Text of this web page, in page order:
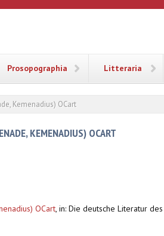
Prosopographia Litteraria
Kemenadius) OCart
KEMENADIUS) OCART
OCart, in: Die deutsche Literatur